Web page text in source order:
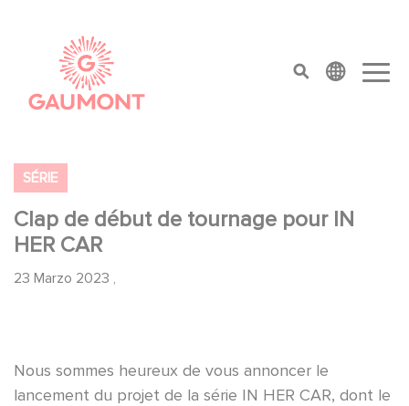
top menu
SÉRIE
Clap de début de tournage pour IN
HER CAR
23 Marzo 2023 ,
Nous sommes heureux de vous annoncer le
lancement du projet de la série IN HER CAR, dont le